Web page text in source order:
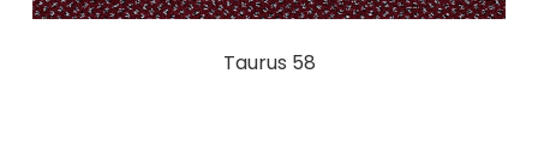
Taurus 58